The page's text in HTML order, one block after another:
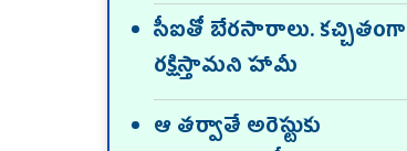
సీఐతో బేరసారాలు. కచ్చితంగా
రక్షిస్తామని హామీ
ఆ తర్వాతే అరెస్టుకు